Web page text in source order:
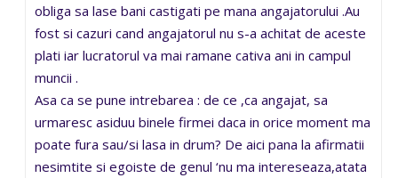
obliga sa lase bani castigati pe mana angajatorului .Au
fost si cazuri cand angajatorul nu s-a achitat de aceste
plati iar lucratorul va mai ramane cativa ani in campul
muncii .
Asa ca se pune intrebarea : de ce ,ca angajat, sa
urmaresc asiduu binele firmei daca in orice moment ma
poate fura sau/si lasa in drum? De aici pana la afirmatii
nesimtite si egoiste de genul ‘nu ma intereseaza,atata